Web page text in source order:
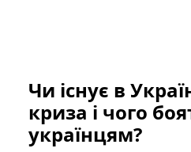
Чи існує в
криза і чого
українцям?